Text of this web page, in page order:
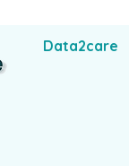
Data2care